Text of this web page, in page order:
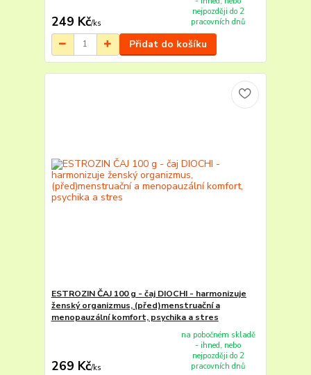
249 Kč/ks
nejpozději do 2
pracovních dnů
Přidat do košíku
ESTROZIN ČAJ 100 g - čaj DIOCHI - harmonizuje
ženský organizmus, (před)menstruační a
menopauzální komfort, psychika a stres
269 Kč/ks
na pobočném skladě
- ihned, nebo
nejpozději do 2
pracovních dnů